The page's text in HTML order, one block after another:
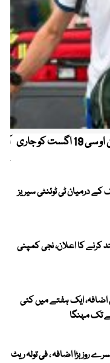
کیریبین پریمیئر لیگ ، قومی کرکٹرز کو این او سی 19 اگست کو جاری
ممالک کے درمیان ٹی ٹوئنٹی سیریز
سے بند کرنے کا اعلان، نجی کمپنی
ایک ہفتے میں کئی
بڑا اضافہ ، فی تولہ ریٹ